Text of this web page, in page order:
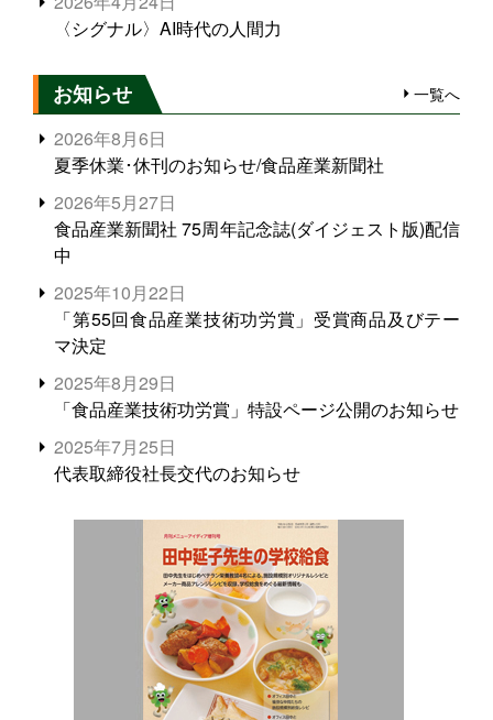
〈シグナル〉AI時代の人間力
お知らせ 一覧へ
2026年8月6日
夏季休業･休刊のお知らせ/食品産業新聞社
2026年5月27日
食品産業新聞社 75周年記念誌(ダイジェスト版)配信
中
2025年10月22日
「第55回食品産業技術功労賞」受賞商品及びテー
マ決定
2025年8月29日
「食品産業技術功労賞」特設ページ公開のお知らせ
2025年7月25日
代表取締役社長交代のお知らせ